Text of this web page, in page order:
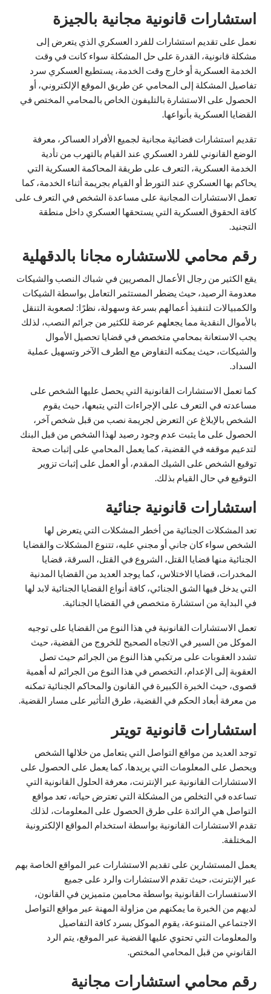
استشارات قانونية مجانية بالجيزة
نعمل على تقديم استشارات للفرد العسكري الذي يتعرض إلى
مشكلة قانونية، القدرة على حل المشكلة سواء كانت في وقت
الخدمة العسكرية أو خارج وقت الخدمة، يستطيع العسكري سرد
تفاصيل المشكلة إلى المحامي عن طريق الموقع الإلكتروني، أو
الحصول على الاستشارة بالتليفون الخاص بالمحامي المختص في
القضايا العسكرية بأنواعها.
تقديم استشارات قضائية مجانية لجميع الأفراد العساكر، معرفة
الوضع القانوني للفرد العسكري عند القيام بالتهرب من تأدية
الخدمة العسكرية، التعرف على طريقة المحاكمة العسكرية التي
يحاكم بها العسكري عند التورط أو القيام بجريمة أثناء الخدمة، كما
تعمل الاستشارات المجانية على مساعدة الشخص في التعرف على
كافة الحقوق العسكرية التي يستحقها العسكري داخل منطقة
التجنيد.
رقم محامي للاستشاره مجانا بالدقهلية
يقع الكثير من رجال الأعمال المصريين في شباك النصب والشيكات
معدومة الرصيد، حيث يضطر المستثمر التعامل بواسطة الشيكات
والكمبيالات لتنفيذ أعمالهم بسرعة وسهولة، نظرًا: لصعوبة التنقل
بالأموال النقدية مما يجعلهم عرضة للكثير من جرائم النصب، لذلك
يجب الاستعانة بمحامي متخصص في قضايا تحصيل الأموال
والشيكات، حيث يمكنه التفاوض مع الطرف الآخر وتسهيل عملية
السداد.
كما تعمل الاستشارات القانونية التي يحصل عليها الشخص على
مساعدته في التعرف على الإجراءات التي يتبعها، حيث يقوم
الشخص بالإبلاغ عن التعرض لجريمة نصب من قبل شخص آخر،
الحصول على ما يثبت عدم وجود رصيد لهذا الشخص من قبل البنك
لتدعيم موقفه في القضية، كما يعمل المحامي على إثبات صحة
توقيع الشخص على الشيك المقدم، أو العمل على إثبات تزوير
التوقيع في حال القيام بذلك.
استشارات قانونية جنائية
تعد المشكلات الجنائية من أخطر المشكلات التي يتعرض لها
الشخص سواء كان جاني أو مجني عليه، تتنوع المشكلات والقضايا
الجنائية منها قضايا القتل، الشروع في القتل، السرقة، قضايا
المخدرات، قضايا الاختلاس، كما يوجد العديد من القضايا المدنية
التي يدخل فيها الشق الجنائي، كافة أنواع القضايا الجنائية لابد لها
في البداية من استشارة متخصص في القضايا الجنائية.
تعمل الاستشارات القانونية في هذا النوع من القضايا على توجيه
الموكل من السير في الاتجاه الصحيح للخروج من القضية، حيث
تشدد العقوبات على مرتكبي هذا النوع من الجرائم حيث تصل
العقوبة إلى الإعدام، التخصص في هذا النوع من الجرائم له أهمية
قصوى، حيث الخبرة الكبيرة في القانون والمحاكم الجنائية تمكنه
من معرفة أبعاد الحكم في القضية، طرق التأثير على مسار القضية.
استشارات قانونية تويتر
توجد العديد من مواقع التواصل التي يتعامل من خلالها الشخص
ويحصل على المعلومات التي يريدها، كما يعمل على الحصول على
الاستشارات القانونية عبر الإنترنت، معرفة الحلول القانونية التي
تساعده في التخلص من المشكلة التي تعترض حياته، تعد مواقع
التواصل هي الرائدة على طرق الحصول على المعلومات، لذلك
تقدم الاستشارات القانونية بواسطة استخدام المواقع الإلكترونية
المختلفة.
يعمل المستشارين على تقديم الاستشارات عبر المواقع الخاصة بهم
عبر الإنترنت، حيث تقدم الاستشارات والرد على جميع
الاستفسارات القانونية بواسطة محامين متميزين في القانون،
لديهم من الخبرة ما يمكنهم من مزاولة المهنة عبر مواقع التواصل
الاجتماعي المتنوعة، يقوم الموكل بسرد كافة التفاصيل
والمعلومات التي تحتوي عليها القضية عبر الموقع، يتم الرد
القانوني من قبل المحامي المختص.
رقم محامي استشارات مجانية